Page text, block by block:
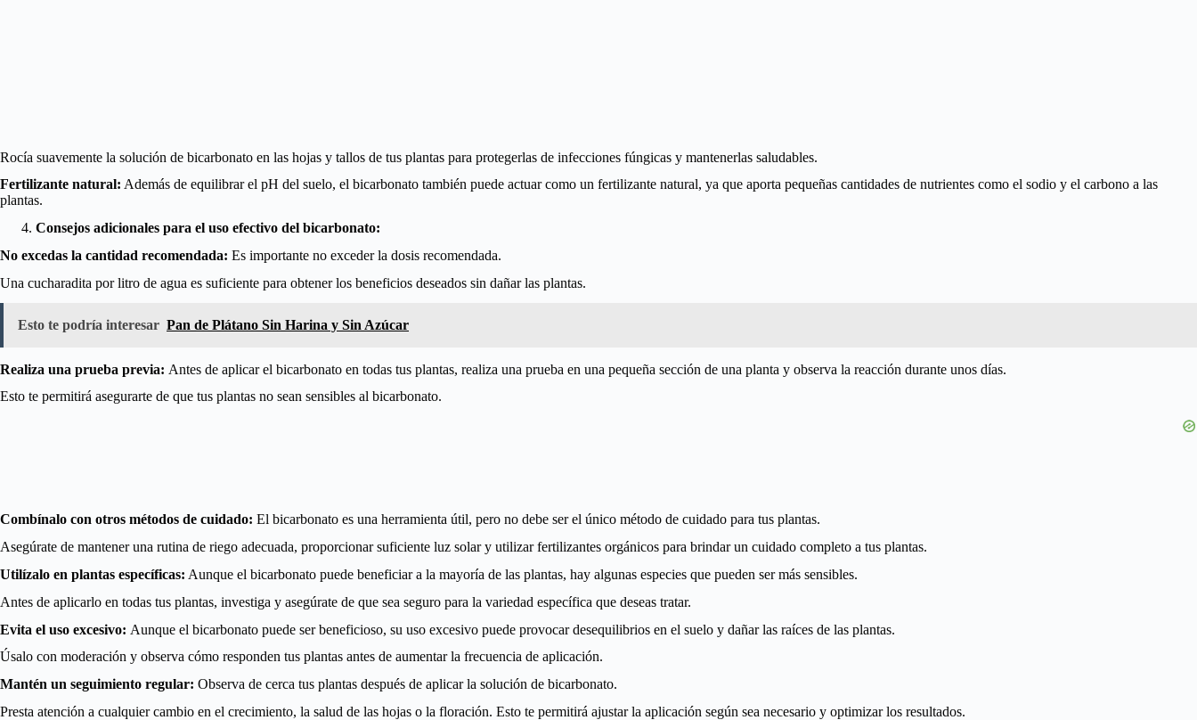
Rocía suavemente la solución de bicarbonato en las hojas y tallos de tus plantas para protegerlas de infecciones fúngicas y mantenerlas saludables.
Fertilizante natural: Además de equilibrar el pH del suelo, el bicarbonato también puede actuar como un fertilizante natural, ya que aporta pequeñas cantidades de nutrientes como el sodio y el carbono a las
plantas.
Consejos adicionales para el uso efectivo del bicarbonato:
No excedas la cantidad recomendada: Es importante no exceder la dosis recomendada.
Una cucharadita por litro de agua es suficiente para obtener los beneficios deseados sin dañar las plantas.
Esto te podría interesar Pan de Plátano Sin Harina y Sin Azúcar
Realiza una prueba previa: Antes de aplicar el bicarbonato en todas tus plantas, realiza una prueba en una pequeña sección de una planta y observa la reacción durante unos días.
Esto te permitirá asegurarte de que tus plantas no sean sensibles al bicarbonato.
Combínalo con otros métodos de cuidado: El bicarbonato es una herramienta útil, pero no debe ser el único método de cuidado para tus plantas.
Asegúrate de mantener una rutina de riego adecuada, proporcionar suficiente luz solar y utilizar fertilizantes orgánicos para brindar un cuidado completo a tus plantas.
Utilízalo en plantas específicas: Aunque el bicarbonato puede beneficiar a la mayoría de las plantas, hay algunas especies que pueden ser más sensibles.
Antes de aplicarlo en todas tus plantas, investiga y asegúrate de que sea seguro para la variedad específica que deseas tratar.
Evita el uso excesivo: Aunque el bicarbonato puede ser beneficioso, su uso excesivo puede provocar desequilibrios en el suelo y dañar las raíces de las plantas.
Úsalo con moderación y observa cómo responden tus plantas antes de aumentar la frecuencia de aplicación.
Mantén un seguimiento regular: Observa de cerca tus plantas después de aplicar la solución de bicarbonato.
Presta atención a cualquier cambio en el crecimiento, la salud de las hojas o la floración. Esto te permitirá ajustar la aplicación según sea necesario y optimizar los resultados.